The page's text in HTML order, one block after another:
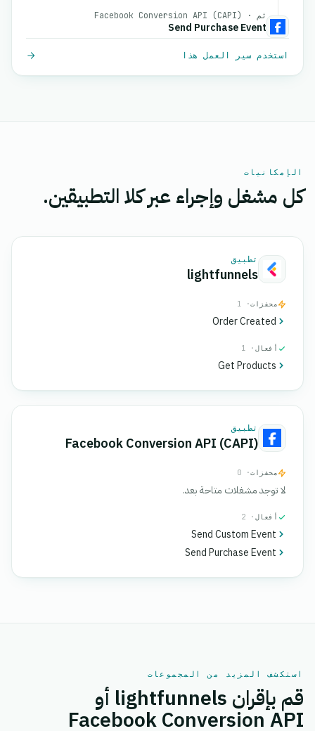
ثم · Facebook Conversion API (CAPI)
Send Purchase Event
استخدم سير العمل هذا
الإمكانيات
كل مشغل وإجراء عبر كلا التطبيقين.
تطبيق
lightfunnels
محفزات· 1
Order Created
أفعال · 1
Get Products
تطبيق
Facebook Conversion API (CAPI)
محفزات· 0
لا توجد مشغلات متاحة بعد.
أفعال · 2
Send Custom Event
Send Purchase Event
استكشف المزيد من المجموعات
قم بإقران lightfunnels أو
Facebook Conversion API